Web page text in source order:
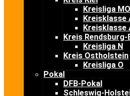
Kreisliga MO
Kreisklasse
Kreisklasse
Kreis
Kreisliga N
Kreis Ostholstein
Kreisliga O
Pokal
DFB-Pokal
Schleswig-